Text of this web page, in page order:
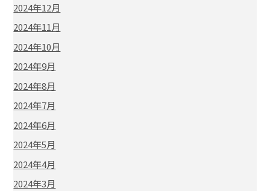
2024年12月
2024年11月
2024年10月
2024年9月
2024年8月
2024年7月
2024年6月
2024年5月
2024年4月
2024年3月